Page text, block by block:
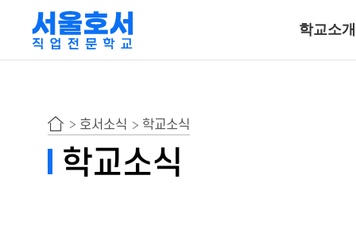
학교소개
호서소식 학교소식
학교소식